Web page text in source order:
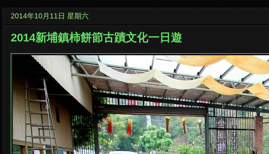
2014年10月11日 星期六
2014新埔鎮柿餅節古蹟文化一日遊